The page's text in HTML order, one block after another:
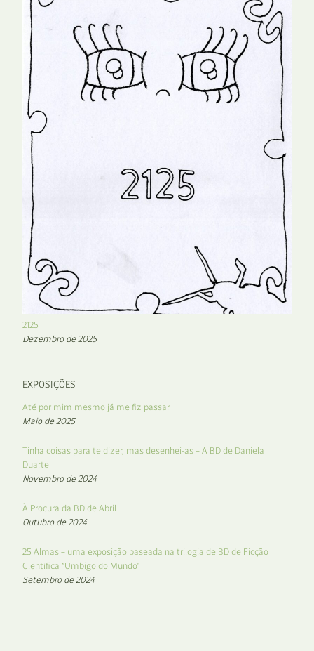
2125
Dezembro de 2025
EXPOSIÇÕES
Até por mim mesmo já me fiz passar
Maio de 2025
Tinha coisas para te dizer, mas desenhei-as – A BD de Daniela
Duarte
Novembro de 2024
À Procura da BD de Abril
Outubro de 2024
25 Almas – uma exposição baseada na trilogia de BD de Ficção
Científica “Umbigo do Mundo”
Setembro de 2024